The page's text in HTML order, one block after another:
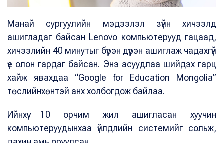
Манай сургуулийн мэдээлэл зүйн хичээлд
ашигладаг байсан Lenovo компьютерууд гацаад,
хичээлийн 40 минутыг бүрэн дүүрэн ашиглаж чадахгүй
үе олон гардаг байсан. Энэ асуудлаа шийдэх гарц
хайж явахдаа “Google for Education Mongolia”
төслийнхөнтэй анх холбогдож байлаа.
Ийнхүү 10 орчим жил ашигласан хуучин
компьютеруудынхаа үйлдлийн системийг сольж,